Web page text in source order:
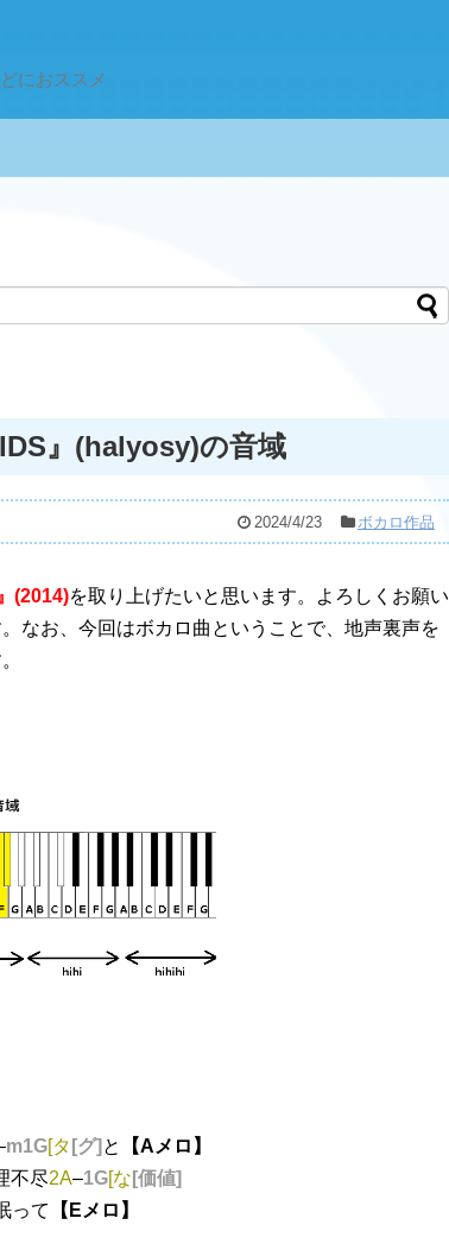
におススメ
』(halyosy)の音域
2024/4/23 ボカロ作品
(2014)を取り上げたいと思います。よろしくお願い
なお、今回はボカロ曲ということで、地声裏声を
m1G[タ [グ] と
【Aメロ】
不尽2A–1G[な [価値]
って 【Eメロ】